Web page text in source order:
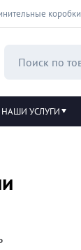
коробки
НАШИ УСЛУГИ